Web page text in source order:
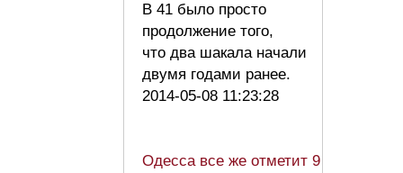
В 41 было просто
продолжение того,
что два шакала начали
двумя годами ранее.
2014-05-08 11:23:28
Одесса все же отметит 9